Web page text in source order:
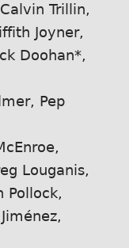
Trillin,
Joyner,
Doohan*,
Pep
Louganis,
Pollock,
Jiménez,